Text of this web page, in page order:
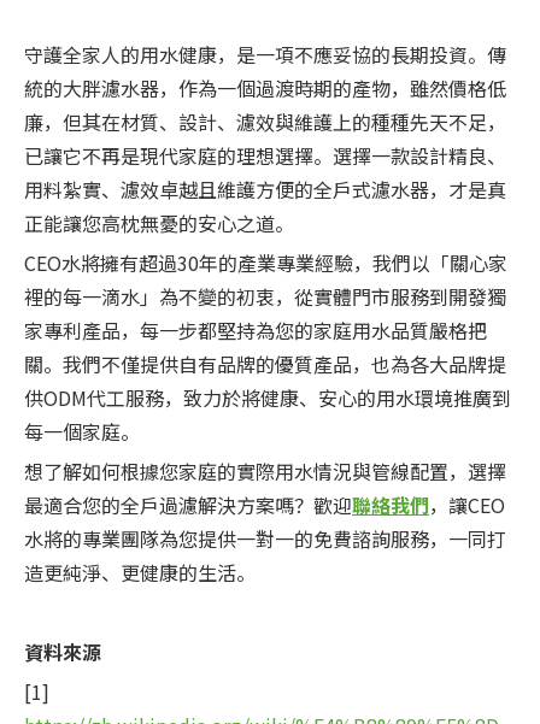
守護全家人的用水健康，是一項不應妥協的長期投資。傳
統的大胖濾水器，作為一個過渡時期的產物，雖然價格低
廉，但其在材質、設計、濾效與維護上的種種先天不足，
已讓它不再是現代家庭的理想選擇。選擇一款設計精良、
用料紮實、濾效卓越且維護方便的全戶式濾水器，才是真
正能讓您高枕無憂的安心之道。
CEO水將擁有超過30年的產業專業經驗，我們以「關心家
裡的每一滴水」為不變的初衷，從實體門市服務到開發獨
家專利產品，每一步都堅持為您的家庭用水品質嚴格把
關。我們不僅提供自有品牌的優質產品，也為各大品牌提
供ODM代工服務，致力於將健康、安心的用水環境推廣到
每一個家庭。
想了解如何根據您家庭的實際用水情況與管線配置，選擇
最適合您的全戶過濾解決方案嗎？歡迎聯絡我們，讓CEO
水將的專業團隊為您提供一對一的免費諮詢服務，一同打
造更純淨、更健康的生活。
資料來源
[1]